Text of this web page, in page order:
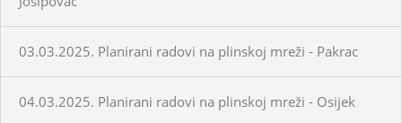
03.03.2025. Planirani radovi na plinskoj mreži - Pakrac
04.03.2025. Planirani radovi na plinskoj mreži - Osijek